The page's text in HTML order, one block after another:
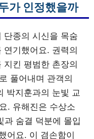
가 인정했을까
단종의 시신을 목숨
기했어요. 권력의
킨 평범한 촌장의
풀어내며 관객의
박지훈과의 눈빛 교
. 유해진은 수상소
과 숨결 덕분에 몰입
어요. 이 겸손함이